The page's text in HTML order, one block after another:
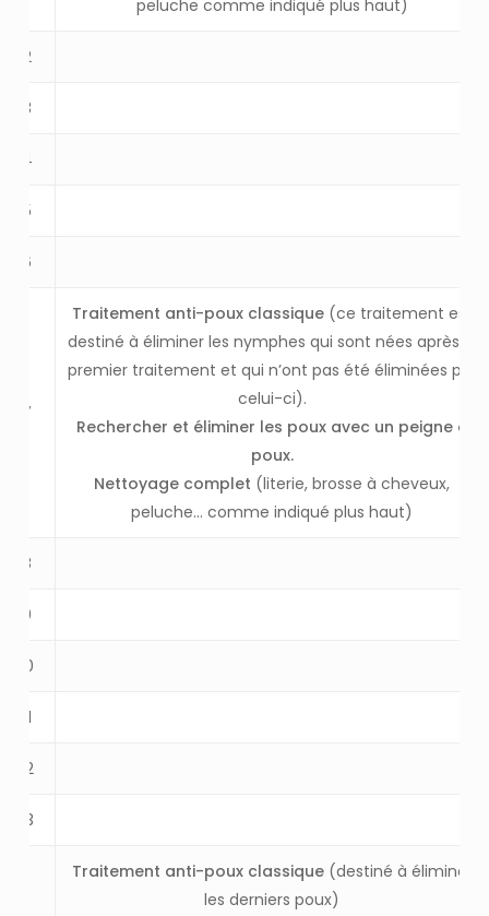
peluche comme indiqué plus haut)
2
3
4
5
6
7
Traitement anti-poux classique (ce traitement est
destiné à éliminer les nymphes qui sont nées après le
premier traitement et qui n’ont pas été éliminées par
celui-ci).
Rechercher et éliminer les poux avec un peigne à
poux.
Nettoyage complet (literie, brosse à cheveux,
peluche… comme indiqué plus haut)
8
9
10
11
12
13
Traitement anti-poux classique (destiné à éliminer
les derniers poux)